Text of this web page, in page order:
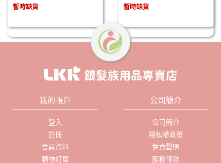
暫時缺貨 暫時缺貨
我的帳戶
登入
註冊
會員資料
購物訂單
公司簡介
公司簡介
隱私權政策
免責聲明
服務條款